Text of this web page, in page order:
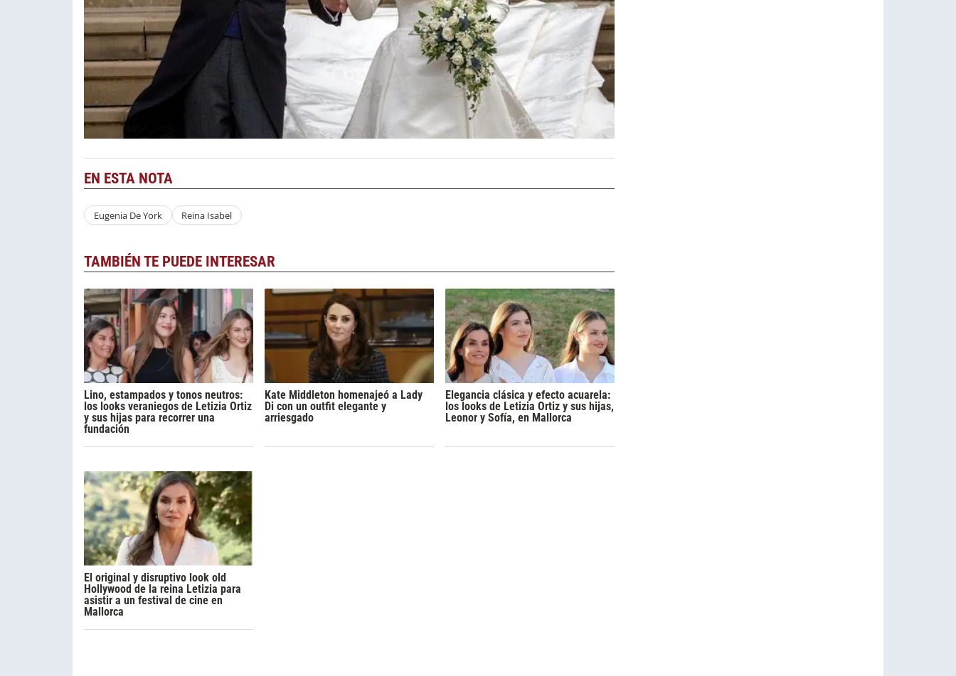
EN ESTA NOTA
Eugenia De York Reina Isabel
TAMBIÉN TE PUEDE INTERESAR
Lino, estampados y tonos neutros:
los looks veraniegos de Letizia Ortiz
y sus hijas para recorrer una
fundación
Kate Middleton homenajeó a Lady
Di con un outfit elegante y
arriesgado
Elegancia clásica y efecto acuarela:
los looks de Letizia Ortiz y sus hijas,
Leonor y Sofía, en Mallorca
El original y disruptivo look old
Hollywood de la reina Letizia para
asistir a un festival de cine en
Mallorca